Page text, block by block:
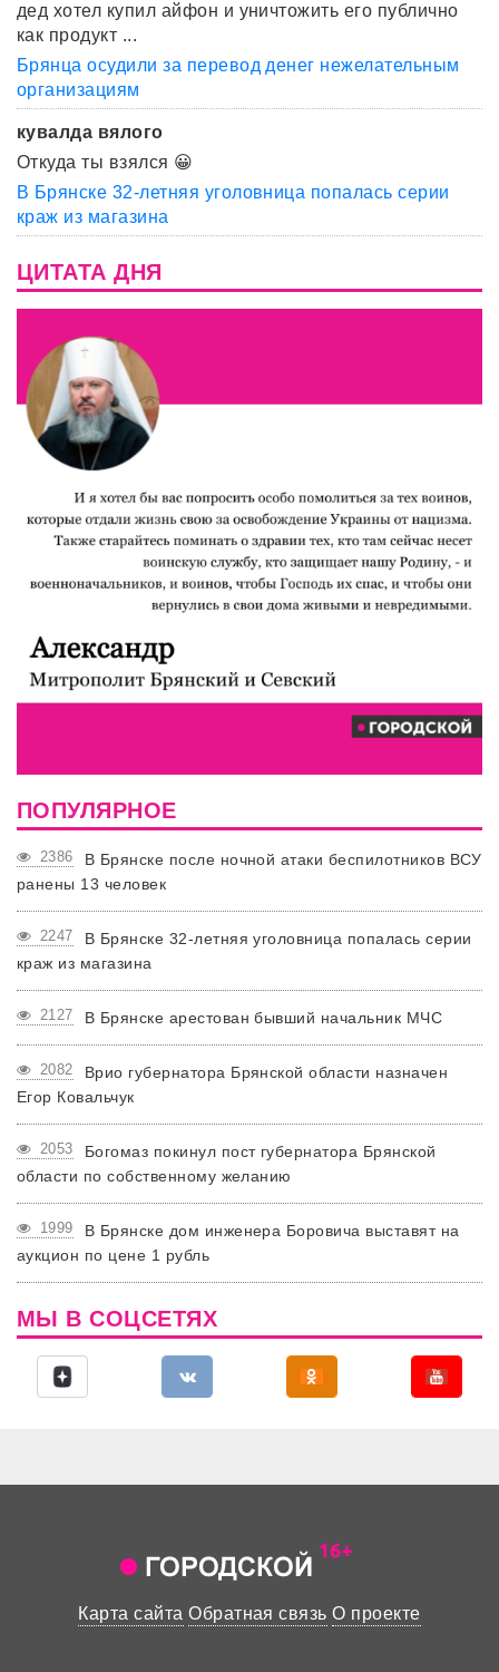
дед хотел купил айфон и уничтожить его публично
как продукт ...
Брянца осудили за перевод денег нежелательным
организациям
кувалда вялого
Откуда ты взялся 😀
В Брянске 32-летняя уголовница попалась серии
краж из магазина
ЦИТАТА ДНЯ
ПОПУЛЯРНОЕ
2386
В Брянске после ночной атаки беспилотников ВСУ
ранены 13 человек
2247
В Брянске 32-летняя уголовница попалась серии
краж из магазина
2127 В Брянске арестован бывший начальник МЧС
2082
Врио губернатора Брянской области назначен
Егор Ковальчук
2053
Богомаз покинул пост губернатора Брянской
области по собственному желанию
1999
В Брянске дом инженера Боровича выставят на
аукцион по цене 1 рубль
МЫ В СОЦСЕТЯХ
Карта сайта Обратная связь О проекте